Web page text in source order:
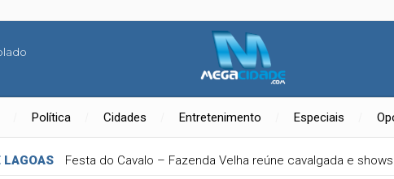
Política Cidades Entretenimento Especiais
LAGOAS Festa do Cavalo – Fazenda Velha reúne cavalgada e